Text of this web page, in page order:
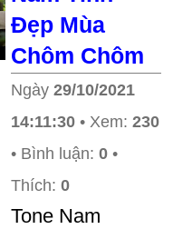
Đẹp Mùa
Chôm Chôm
Ngày 29/10/2021
14:11:30 • Xem: 230
• Bình luận: 0 •
Thích: 0
Tone Nam